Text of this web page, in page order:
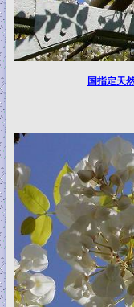
国指定天